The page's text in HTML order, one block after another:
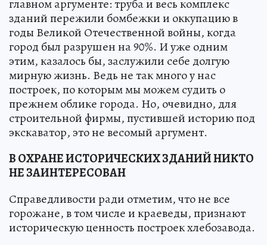
главном аргументе: труба и весь комплекс
зданий пережили бомбежки и оккупацию в
годы Великой Отечественной войны, когда
город был разрушен на 90%. И уже одним
этим, казалось бы, заслужили себе долгую
мирную жизнь. Ведь не так много у нас
построек, по которым мы можем судить о
прежнем облике города. Но, очевидно, для
строительной фирмы, пустившей историю под
экскаватор, это не весомый аргумент.
В ОХРАНЕ ИСТОРИЧЕСКИХ ЗДАНИЙ НИКТО
НЕ ЗАИНТЕРЕСОВАН
Справедливости ради отметим, что не все
горожане, в том числе и краеведы, признают
историческую ценность построек хлебозавода.